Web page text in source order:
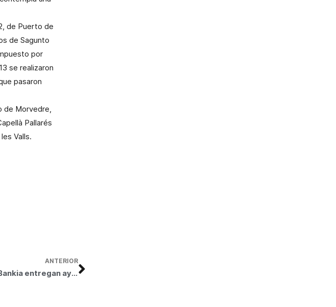
de Puerto de
de Sagunto
por
se realizaron
pasaron
de Morvedre,
Pallarés
Valls.
ANTERIOR
Fundación Bancaja y Bankia entregan ayudas a 68 asociaciones de la Comunidad Valenciana para proyectos de exclusión social y cooperación internacional